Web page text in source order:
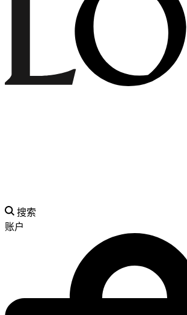
搜索
账户